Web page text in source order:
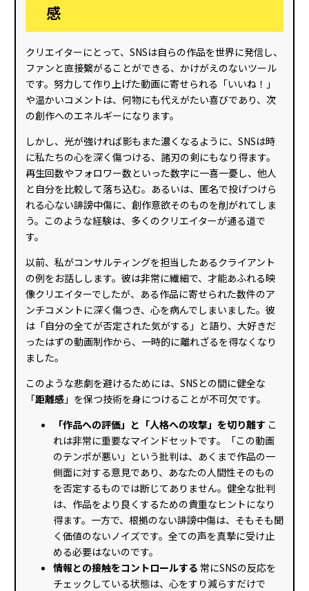
感
クリエイターにとって、SNSは自らの作品を世界に発信し、
ファンと直接繋がることができる、かけがえのないツール
です。努力して作り上げた動画に寄せられる「いいね！」
や温かいコメントは、何物にも代えがたい喜びであり、次
の創作へのエネルギーになります。
しかし、光が強ければ影もまた濃くなるように、SNSは時
に私たちの心を深く傷つける、諸刃の剣にもなり得ます。
再生回数やフォロワー数といった数字に一喜一憂し、他人
と自分を比較して落ち込む。あるいは、匿名で投げつけら
れる心ない誹謗中傷に、創作意欲そのものを削がれてしま
う。このような経験は、多くのクリエイターが通る道で
す。
以前、私がコンサルティングを担当したあるクライアント
の例をお話しします。彼は非常に繊細で、才能あふれる映
像クリエイターでしたが、ある作品に寄せられた数件のア
ンチコメントに深く傷つき、心を病んでしまいました。彼
は「自分の全てが否定された気がする」と語り、大好きだ
ったはずの動画制作から、一時的に離れざるを得なくなり
ました。
このような悲劇を避けるためには、SNSとの間に健全な
「距離感」を保つ技術を身につけることが不可欠です。
「作品への評価」と「人格への攻撃」を切り離す こ
れは非常に重要なマインドセットです。「この動画
のテンポが悪い」という批判は、あくまで作品の一
側面に対する意見であり、あなたの人間性そのもの
を否定するものでは断じてありません。健全な批判
は、作品をより良くするための貴重なヒントになり
得ます。一方で、根拠のない誹謗中傷は、そもそも聞
く価値のないノイズです。全ての声を真摯に受け止
める必要はないのです。
情報との接触をコントロールする 常にSNSの反応を
チェックしている状態は、心をすり減らすだけで